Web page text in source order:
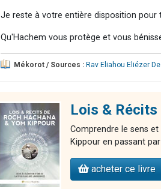
Je reste à votre entière disposition pour
Qu'Hachem vous protège et vous
Mékorot / Sources : Rav Eliahou Eliézer
Lois & Récits
Comprendre le sens
Kippour en passant
acheter ce livre